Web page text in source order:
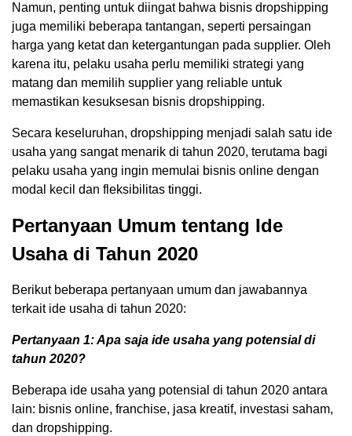
Namun, penting untuk diingat bahwa bisnis dropshipping
juga memiliki beberapa tantangan, seperti persaingan
harga yang ketat dan ketergantungan pada supplier. Oleh
karena itu, pelaku usaha perlu memiliki strategi yang
matang dan memilih supplier yang reliable untuk
memastikan kesuksesan bisnis dropshipping.
Secara keseluruhan, dropshipping menjadi salah satu ide
usaha yang sangat menarik di tahun 2020, terutama bagi
pelaku usaha yang ingin memulai bisnis online dengan
modal kecil dan fleksibilitas tinggi.
Pertanyaan Umum tentang Ide
Usaha di Tahun 2020
Berikut beberapa pertanyaan umum dan jawabannya
terkait ide usaha di tahun 2020:
Pertanyaan 1: Apa saja ide usaha yang potensial di
tahun 2020?
Beberapa ide usaha yang potensial di tahun 2020 antara
lain: bisnis online, franchise, jasa kreatif, investasi saham,
dan dropshipping.